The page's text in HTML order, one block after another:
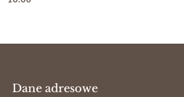
Cena:
Dane adresowe